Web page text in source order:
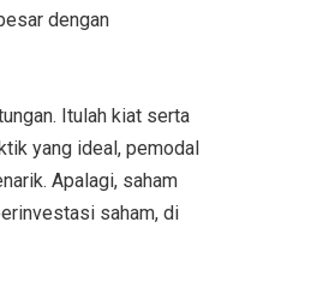
dengan
Itulah kiat serta
yang ideal, pemodal
Apalagi, saham
saham, di